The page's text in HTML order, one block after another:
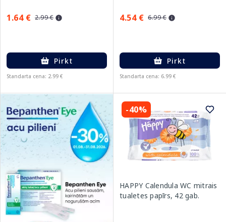
1.64 € 2.99 €
Pirkt
Standarta cena: 2.99 €
4.54 € 6.99 €
Pirkt
Standarta cena: 6.99 €
-40%
HAPPY Calendula WC mitrais
tualetes papīrs, 42 gab.